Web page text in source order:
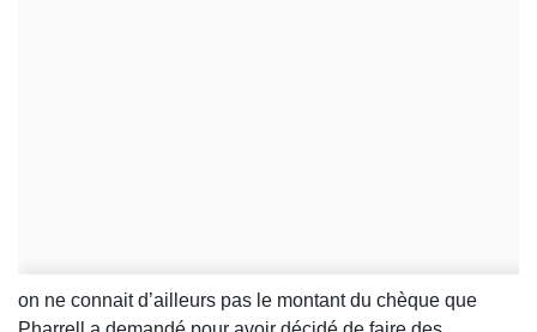
on ne connait d’ailleurs pas le montant du chèque que